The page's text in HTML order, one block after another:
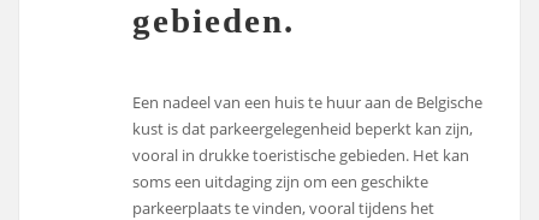
gebieden.
Een nadeel van een huis te huur aan de Belgische
kust is dat parkeergelegenheid beperkt kan zijn,
vooral in drukke toeristische gebieden. Het kan
soms een uitdaging zijn om een geschikte
parkeerplaats te vinden, vooral tijdens het